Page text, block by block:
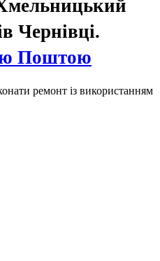
Чернівці.
Поштою
ремонт із використанням